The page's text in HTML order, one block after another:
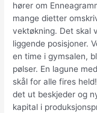
hører om
mange dietter
vektøkning. Det skal
liggende posisjoner.
en time i gymsalen,
pølser. En lagune
skål for alle fires
det ut beskjeder og
kapital i